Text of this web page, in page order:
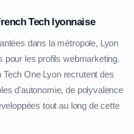
Tech lyonnaise
dans la métropole, Lyon
pour les profils webmarketing.
One Lyon recrutent des
d'autonomie, de polyvalence
tout au long de cette